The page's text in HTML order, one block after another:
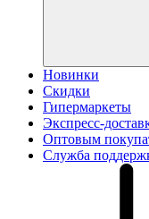
Новинки
Скидки
Гипермаркеты
Экспресс-
Оптовым
Служба